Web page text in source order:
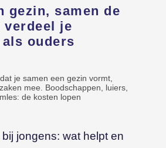
gezin, samen de
verdeel je
ouders
je samen een gezin vormt,
mee. Boodschappen, luiers,
de kosten lopen